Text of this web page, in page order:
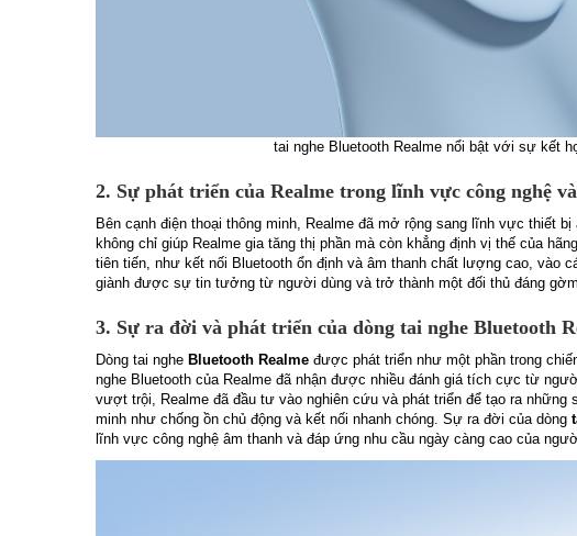
tai nghe Bluetooth Realme nổi bật với sự kết
2. Sự phát triển của Realme trong lĩnh vực công nghệ
Bên cạnh điện thoại thông minh, Realme đã mở rộng sang lĩnh vực thiết
không chỉ giúp Realme gia tăng thị phần mà còn khẳng định vị thế của
tiên tiến, như kết nối Bluetooth ổn định và âm thanh chất lượng cao, vào
giành được sự tin tưởng từ người dùng và trở thành một đối thủ đáng
3. Sự ra đời và phát triển của dòng tai nghe Bluetooth
Dòng tai nghe Bluetooth Realme được phát triển như một phần trong
nghe Bluetooth của Realme đã nhận được nhiều đánh giá tích cực từ
vượt trội, Realme đã đầu tư vào nghiên cứu và phát triển để tạo ra
minh như chống ồn chủ động và kết nối nhanh chóng. Sự ra đời của dòng
lĩnh vực công nghệ âm thanh và đáp ứng nhu cầu ngày càng cao của